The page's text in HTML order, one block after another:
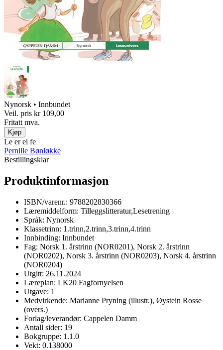
Nynorsk • Innbundet
Veil. pris kr 109,00
Fritatt mva.
Kjøp
Le er ei fe
Pernille Bønløkke
Bestillingsklar
Produktinformasjon
ISBN/varenr.: 9788202830366
Læremiddelform: Tilleggslitteratur,Lesetrening
Språk: Nynorsk
Klassetrinn: 1.trinn,2.trinn,3.trinn,4.trinn
Innbinding: Innbundet
Fag: Norsk 1. årstrinn (NOR0201), Norsk 2. årstrinn
(NOR0202), Norsk 3. årstrinn (NOR0203), Norsk 4. årstrinn
(NOR0204)
Utgitt: 26.11.2024
Læreplan: LK20 Fagfornyelsen
Utgave: 1
Medvirkende: Marianne Pryning (illustr.), Øystein Rosse
(overs.)
Forlag/leverandør: Cappelen Damm
Antall sider: 19
Bokgruppe: 1.1.0
Vekt: 0.138000